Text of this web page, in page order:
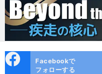
ok
Facebookで
フォローする